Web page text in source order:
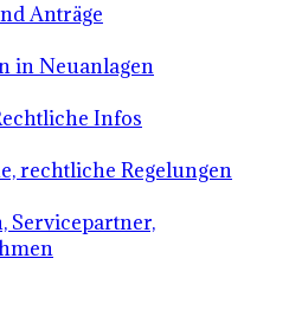
Anträge
in Neuanlagen
Infos
rechtliche Regelungen
Servicepartner,